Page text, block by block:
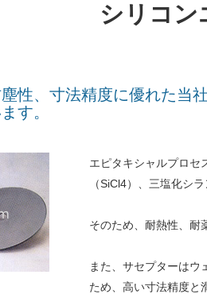
シリコン
性、寸法精度に優れた当
す。
エピタキシャルプロセ
（SiCl4）、三塩化シ
そのため、耐熱性、耐
また、サセプターはウ
ため、高い寸法精度と